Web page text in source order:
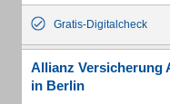
Gratis-Digitalcheck
Allianz Versicherung
in Berlin